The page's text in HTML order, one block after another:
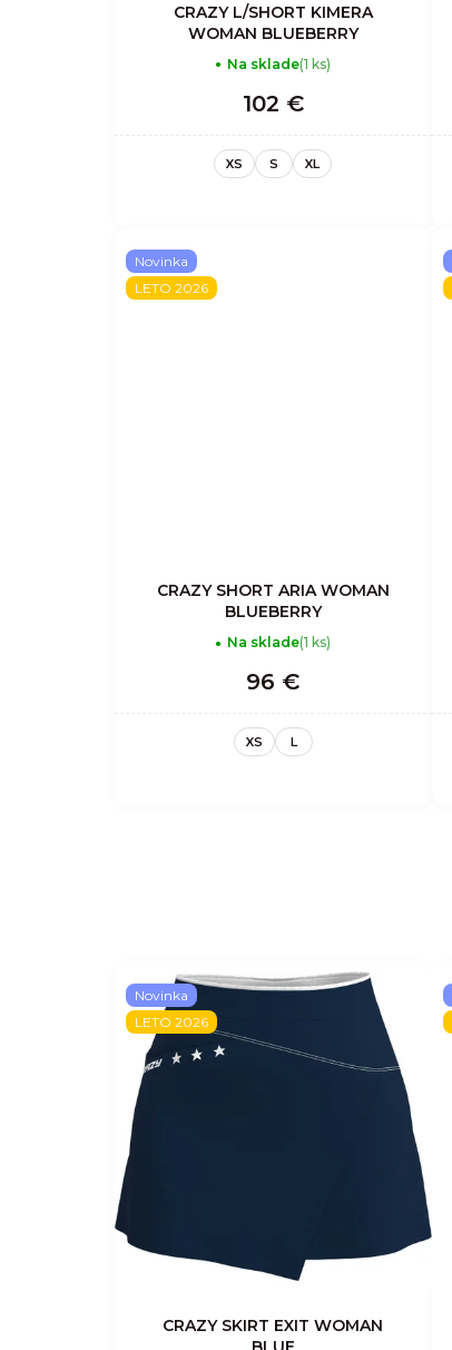
CRAZY L/SHORT KIMERA
WOMAN BLUEBERRY
Na sklade(1 ks)
102 €
XS S XL
Novinka
LETO 2026
CRAZY SHORT ARIA WOMAN
BLUEBERRY
Na sklade(1 ks)
96 €
XS L
Novinka
LETO 2026
CRAZY SKIRT EXIT WOMAN